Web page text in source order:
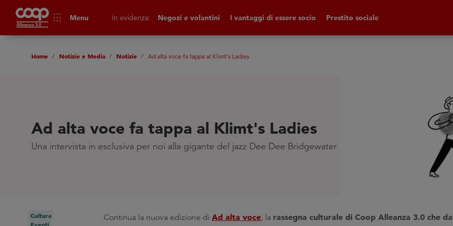
apps Menu In evidenza: Negozi e volantini I vantaggi di essere socio Prestito sociale
Home Notizie e Media Notizie Ad alta voce fa tappa al Klimt's Ladies
Ad alta voce fa tappa al Klimt's Ladies
Una intervista in esclusiva per noi alla gigante del jazz Dee Dee Bridgewater
Cultura
Continua la nuova edizione di Ad alta voce, la rassegna culturale di Coop Alleanza 3.0 che